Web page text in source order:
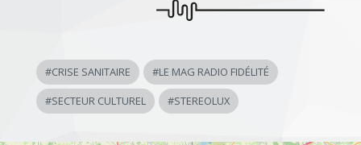
#CRISE SANITAIRE #LE MAG RADIO FIDÉLITÉ
#SECTEUR CULTUREL #STEREOLUX